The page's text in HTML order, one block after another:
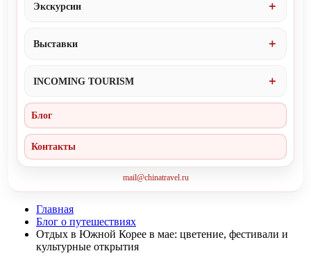
Экскурсии
Выставки
INCOMING TOURISM
Блог
Контакты
mail@chinatravel.ru
Главная
Блог о путешествиях
Отдых в Южной Корее в мае: цветение, фестивали и
культурные открытия